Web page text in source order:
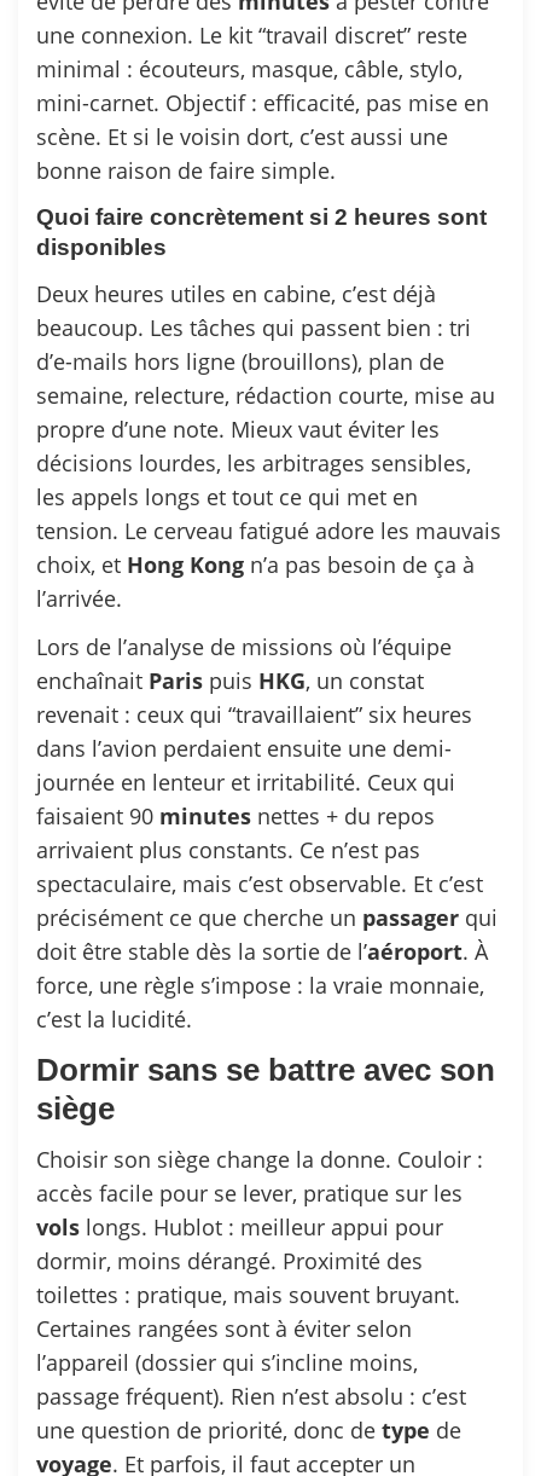
une connexion. Le kit “travail discret” reste
minimal : écouteurs, masque, câble, stylo,
mini-carnet. Objectif : efficacité, pas mise en
scène. Et si le voisin dort, c’est aussi une
bonne raison de faire simple.
Quoi faire concrètement si 2 heures sont
disponibles
Deux heures utiles en cabine, c’est déjà
beaucoup. Les tâches qui passent bien : tri
d’e-mails hors ligne (brouillons), plan de
semaine, relecture, rédaction courte, mise au
propre d’une note. Mieux vaut éviter les
décisions lourdes, les arbitrages sensibles,
les appels longs et tout ce qui met en
tension. Le cerveau fatigué adore les mauvais
choix, et Hong Kong n’a pas besoin de ça à
l’arrivée.
Lors de l’analyse de missions où l’équipe
enchaînait Paris puis HKG, un constat
revenait : ceux qui “travaillaient” six heures
dans l’avion perdaient ensuite une demi-
journée en lenteur et irritabilité. Ceux qui
faisaient 90 minutes nettes + du repos
arrivaient plus constants. Ce n’est pas
spectaculaire, mais c’est observable. Et c’est
précisément ce que cherche un passager qui
doit être stable dès la sortie de l’aéroport. À
force, une règle s’impose : la vraie monnaie,
c’est la lucidité.
Dormir sans se battre avec son
siège
Choisir son siège change la donne. Couloir :
accès facile pour se lever, pratique sur les
vols longs. Hublot : meilleur appui pour
dormir, moins dérangé. Proximité des
toilettes : pratique, mais souvent bruyant.
Certaines rangées sont à éviter selon
l’appareil (dossier qui s’incline moins,
passage fréquent). Rien n’est absolu : c’est
une question de priorité, donc de type de
voyage. Et parfois, il faut accepter un